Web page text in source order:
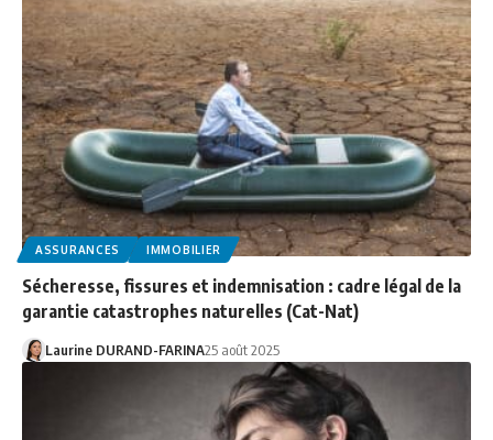
ASSURANCES IMMOBILIER
Sécheresse, fissures et indemnisation : cadre légal de la
garantie catastrophes naturelles (Cat-Nat)
Laurine DURAND-FARINA25 août 2025